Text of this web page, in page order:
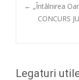
Post
← „Întâlnirea
CONCURS
Legaturi